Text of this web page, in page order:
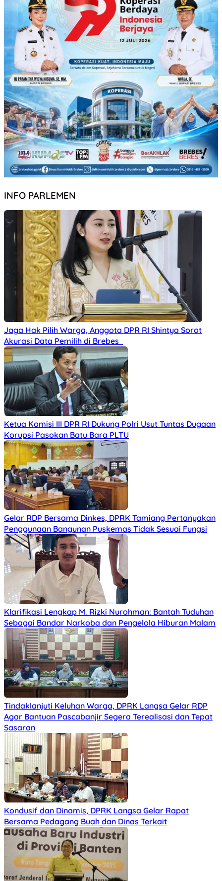
INFO PARLEMEN
Jaga Hak Pilih Warga, Anggota DPR RI Shintya Sorot
Akurasi Data Pemilih di Brebes
Ketua Komisi III DPR RI Dukung Polri Usut Tuntas Dugaan
Korupsi Pasokan Batu Bara PLTU
Gelar RDP Bersama Dinkes, DPRK Tamiang Pertanyakan
Penggunaan Bangunan Puskemas Tidak Sesuai Fungsi
Klarifikasi Lengkap M. Rizki Nurohman: Bantah Tuduhan
Sebagai Bandar Narkoba dan Pengelola Hiburan Malam
Tindaklanjuti Keluhan Warga, DPRK Langsa Gelar RDP
Agar Bantuan Pascabanjir Segera Terealisasi dan Tepat
Sasaran
Kondusif dan Dinamis, DPRK Langsa Gelar Rapat
Bersama Pedagang Buah dan Dinas Terkait